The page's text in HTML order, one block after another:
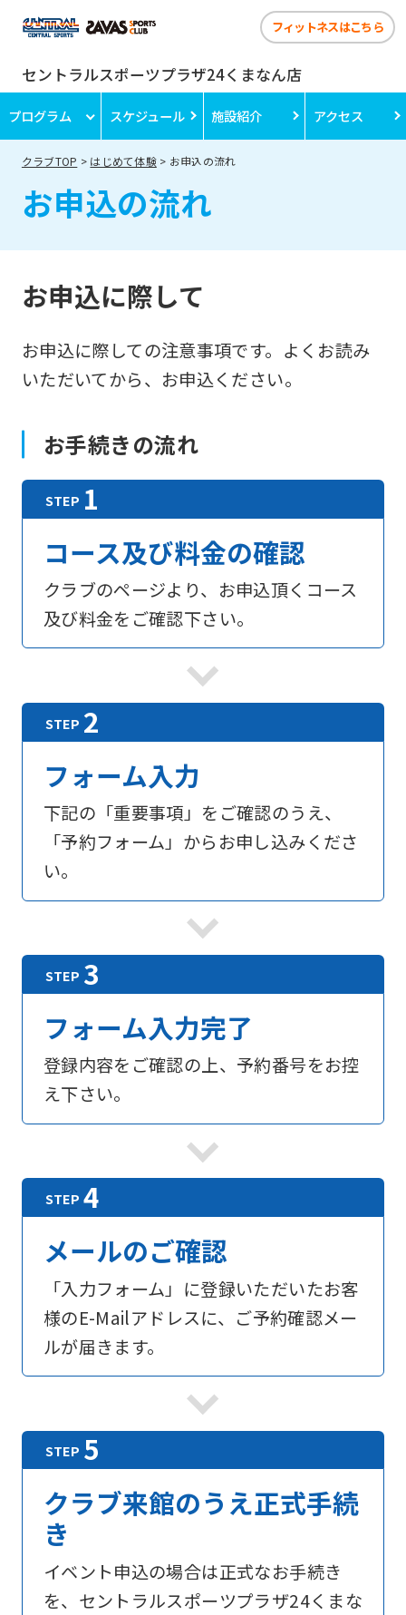
セントラルスポーツプラザ24くまなん店
フィットネスはこちら
プログラム スケジュール 施設紹介 アクセス
クラブTOP はじめて体験 お申込の流れ
お申込の流れ
お申込に際して
お申込に際しての注意事項です。よくお読み
いただいてから、お申込ください。
お手続きの流れ
コース及び料金の確認
クラブのページより、お申込頂くコース
及び料金をご確認下さい。
フォーム入力
下記の「重要事項」をご確認のうえ、
「予約フォーム」からお申し込みくださ
い。
フォーム入力完了
登録内容をご確認の上、予約番号をお控
え下さい。
メールのご確認
「入力フォーム」に登録いただいたお客
様のE-Mailアドレスに、ご予約確認メー
ルが届きます。
クラブ来館のうえ正式手続
き
イベント申込の場合は正式なお手続き
を、セントラルスポーツプラザ24くまな